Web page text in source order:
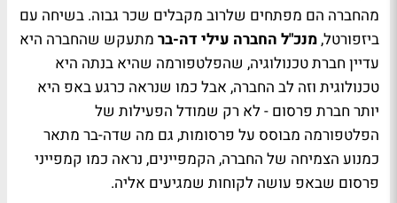
מהחברה הם מפתחים שלרוב מקבלים שכר גבוה. בשיחה עם
ביזפורטל,מנכ"ל החברה עילי דה-בר מתעקש שהחברה היא
עדיין חברת טכנולוגיה, שהפלטפורמה שהיא בנתה היא
טכנולוגית וזה לב החברה, אבל כמו שנראה כרגע באפ היא
יותר חברת פרסום - לא רק שמודל הפעילות של
הפלטפורמה מבוסס על פרסומות, גם מה שדה-בר מתאר
כמנוע הצמיחה של החברה, הקמפיינים, נראה כמו קמפייני
פרסום שבאפ עושה לקוחות שמגיעים אליה.